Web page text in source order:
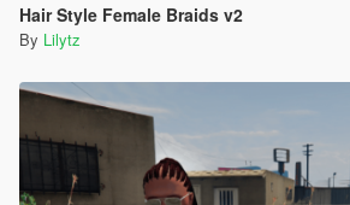
Hair Style Female Braids v2
By Lilytz